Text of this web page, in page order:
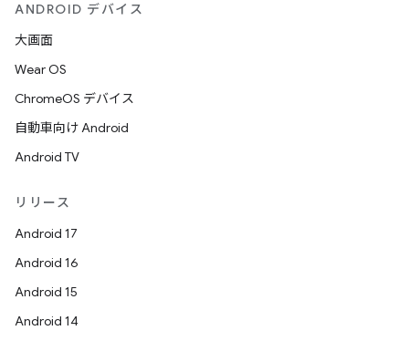
ANDROID デバイス
大画面
Wear OS
ChromeOS デバイス
自動車向け Android
Android TV
リリース
Android 17
Android 16
Android 15
Android 14